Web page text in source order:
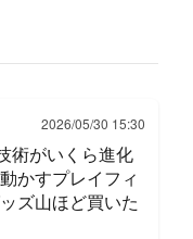
2026/05/30 15:30
術がいくら進化
かすプレイフィ
ズ山ほど買いた